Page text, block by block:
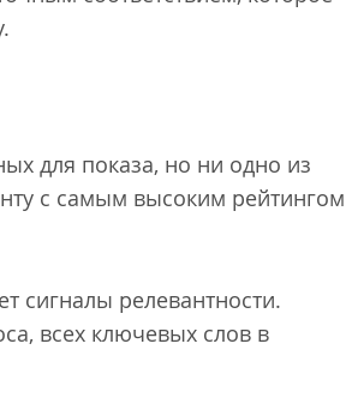
для показа, но ни одно из
с самым высоким рейтингом
сигналы релевантности.
всех ключевых слов в